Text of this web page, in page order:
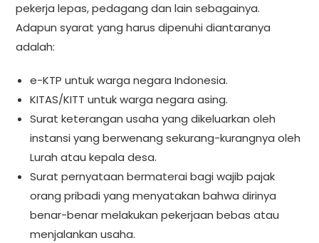
pekerja lepas, pedagang dan lain sebagainya.
Adapun syarat yang harus dipenuhi diantaranya
adalah:
e-KTP untuk warga negara Indonesia.
KITAS/KITT untuk warga negara asing.
Surat keterangan usaha yang dikeluarkan oleh
instansi yang berwenang sekurang-kurangnya oleh
Lurah atau kepala desa.
Surat pernyataan bermaterai bagi wajib pajak
orang pribadi yang menyatakan bahwa dirinya
benar-benar melakukan pekerjaan bebas atau
menjalankan usaha.